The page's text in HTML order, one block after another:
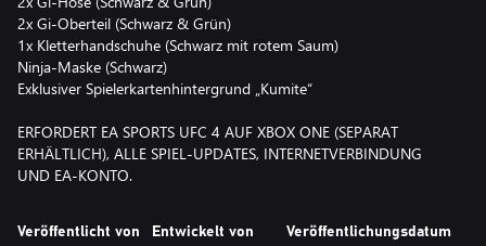
2x Gi-Oberteil (Schwarz & Grün)
1x Kletterhandschuhe (Schwarz mit rotem Saum)
Ninja-Maske (Schwarz)
Exklusiver Spielerkartenhintergrund „Kumite“
ERFORDERT EA SPORTS UFC 4 AUF XBOX ONE (SEPARAT
ERHÄLTLICH), ALLE SPIEL-UPDATES, INTERNETVERBINDUNG
UND EA-KONTO.
Veröffentlicht von Entwickelt von Veröffentlichungsdatum